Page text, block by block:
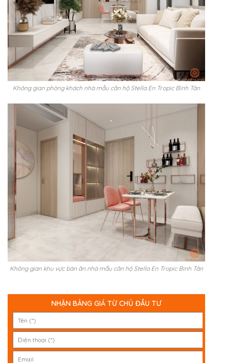
Không gian phòng khách nhà mẫu căn hộ Stella En Tropic Bình Tân
Không gian khu vực bàn ăn nhà mẫu căn hộ Stella En Tropic Bình Tân
NHẬN BẢNG GIÁ TỪ CHỦ ĐẦU TƯ